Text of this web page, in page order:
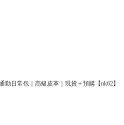
日常包｜高級皮革｜現貨＋預購【nk62】